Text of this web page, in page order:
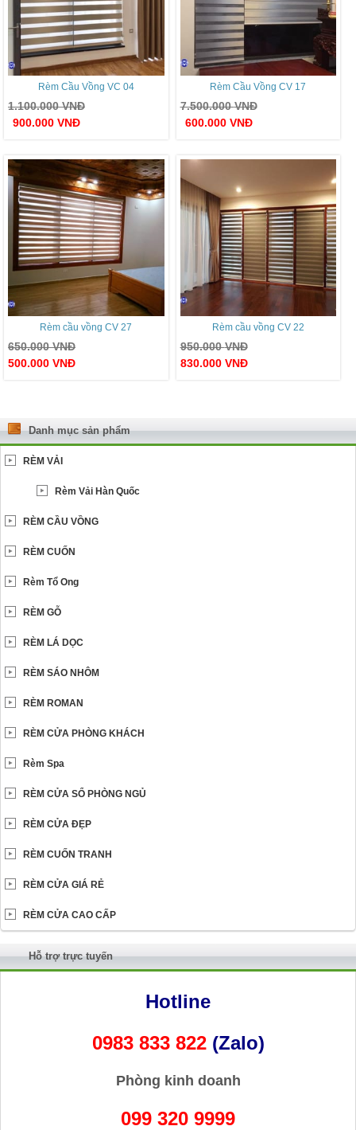
Rèm Cầu Vồng VC 04
1.100.000VNĐ
900.000 VNĐ
Rèm Cầu Vồng CV 17
7.500.000VNĐ
600.000 VNĐ
Rèm cầu vồng CV 27
650.000VNĐ
500.000 VNĐ
Rèm cầu vồng CV 22
950.000VNĐ
830.000 VNĐ
Danh mục sản phẩm
RÈM VẢI
Rèm Vải Hàn Quốc
RÈM CẦU VỒNG
RÈM CUỐN
Rèm Tổ Ong
RÈM GỖ
RÈM LÁ DỌC
RÈM SÁO NHÔM
RÈM ROMAN
RÈM CỬA PHÒNG KHÁCH
Rèm Spa
RÈM CỬA SỔ PHÒNG NGỦ
RÈM CỬA ĐẸP
RÈM CUỐN TRANH
RÈM CỬA GIÁ RẺ
RÈM CỬA CAO CẤP
Hỗ trợ trực tuyến
Hotline
0983 833 822 (Zalo)
Phòng kinh doanh
099 320 9999